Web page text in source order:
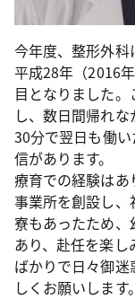
今年度、整形外科
平成28年（2016
目となりました
し、数日間帰れ
30分で翌日も働
信があります。
療育での経験は
事業所を創設し
寮もあったため
あり、赴任を楽
ばかりで日々御
しくお願いします。